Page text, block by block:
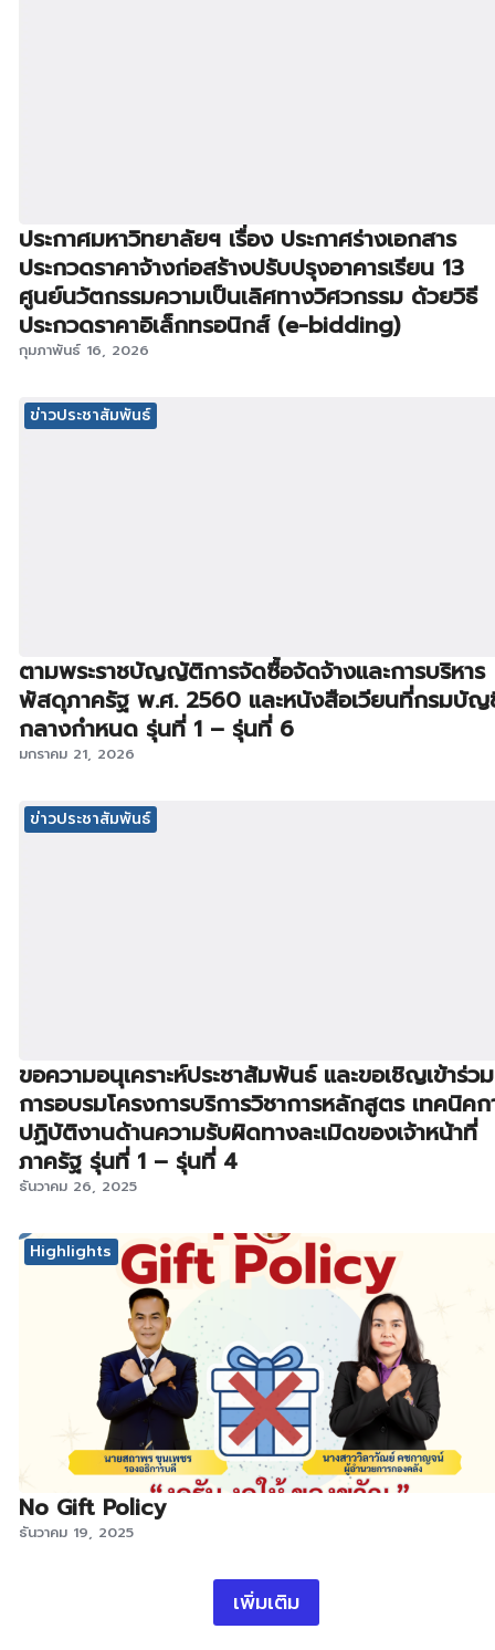
ประกาศมหาวิทยาลัยฯ เรื่อง ประกาศร่างเอกสาร
ประกวดราคาจ้างก่อสร้างปรับปรุงอาคารเรียน 13
ศูนย์นวัตกรรมความเป็นเลิศทางวิศวกรรม ด้วยวิธี
ประกวดราคาอิเล็กทรอนิกส์ (e-bidding)
กุมภาพันธ์ 16, 2026
ข่าวประชาสัมพันธ์
ตามพระราชบัญญัติการจัดซื้อจัดจ้างและการบริหาร
พัสดุภาครัฐ พ.ศ. 2560 และหนังสือเวียนที่กรมบัญ
กลางกำหนด รุ่นที่ 1 – รุ่นที่ 6
มกราคม 21, 2026
ข่าวประชาสัมพันธ์
ขอความอนุเคราะห์ประชาสัมพันธ์ และขอเชิญเข้าร่วม
การอบรมโครงการบริการวิชาการหลักสูตร เทคนิคก
ปฏิบัติงานด้านความรับผิดทางละเมิดของเจ้าหน้าที่
ภาครัฐ รุ่นที่ 1 – รุ่นที่ 4
ธันวาคม 26, 2025
Highlights
No Gift Policy
ธันวาคม 19, 2025
เพิ่มเติม